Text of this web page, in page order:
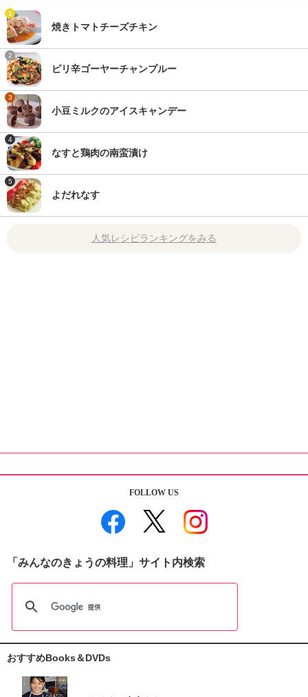
1
焼きトマトチーズチキン
2
ピリ辛ゴーヤーチャンプルー
3
小豆ミルクのアイスキャンデー
4
なすと鶏肉の南蛮漬け
5
よだれなす
人気レシピランキングをみる
FOLLOW US
「みんなのきょうの料理」サイト内検索
おすすめBooks＆DVDs